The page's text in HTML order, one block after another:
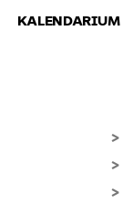
KALENDARIUM